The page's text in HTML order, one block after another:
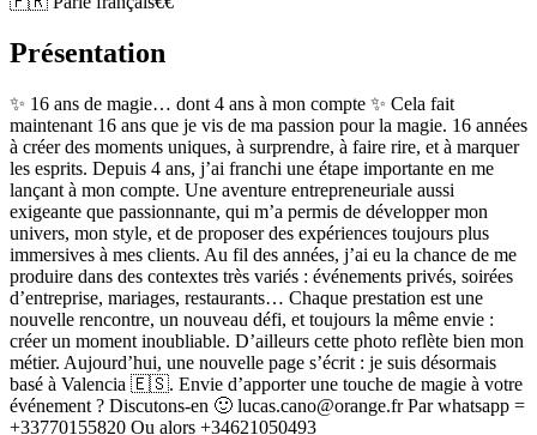
Présentation
✨ 16 ans de magie… dont 4 ans à mon compte ✨ Cela fait
maintenant 16 ans que je vis de ma passion pour la magie. 16 années
à créer des moments uniques, à surprendre, à faire rire, et à marquer
les esprits. Depuis 4 ans, j’ai franchi une étape importante en me
lançant à mon compte. Une aventure entrepreneuriale aussi
exigeante que passionnante, qui m’a permis de développer mon
univers, mon style, et de proposer des expériences toujours plus
immersives à mes clients. Au fil des années, j’ai eu la chance de me
produire dans des contextes très variés : événements privés, soirées
d’entreprise, mariages, restaurants… Chaque prestation est une
nouvelle rencontre, un nouveau défi, et toujours la même envie :
créer un moment inoubliable. D’ailleurs cette photo reflète bien mon
métier. Aujourd’hui, une nouvelle page s’écrit : je suis désormais
basé à Valencia 🇪🇸. Envie d’apporter une touche de magie à votre
événement ? Discutons-en 🙂 lucas.cano@orange.fr Par whatsapp =
+33770155820 Ou alors +34621050493